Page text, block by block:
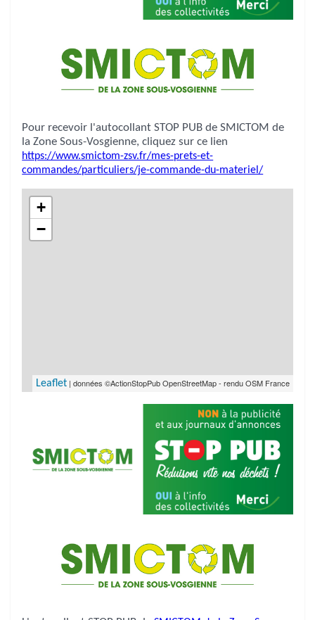
Pour recevoir l'autocollant STOP PUB de SMICTOM de
la Zone Sous-Vosgienne, cliquez sur ce lien
https://www.smictom-zsv.fr/mes-prets-et-
commandes/particuliers/je-commande-du-materiel/
+
−
Leaflet| données ©ActionStopPub OpenStreetMap - rendu OSM France